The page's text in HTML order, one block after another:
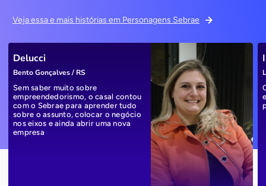
Veja essa e mais histórias em Personagens Sebrae
Delucci
Bento Gonçalves / RS
Sem saber muito sobre
empreendedorismo, o casal contou
com o Sebrae para aprender tudo
sobre o assunto, colocar o negócio
nos eixos e ainda abrir uma nova
empresa